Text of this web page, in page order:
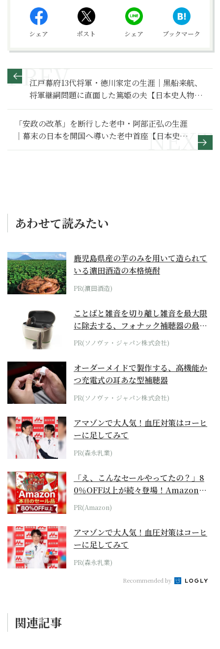
シェア ポスト シェア ブックマーク
江戸幕府13代将軍・徳川家定の生涯｜黒船来航、
将軍継嗣問題に直面した篤姫の夫【日本史人物
伝】
「安政の改革」を断行した老中・阿部正弘の生涯
｜幕末の日本を開国へ導いた老中首座【日本史人
物伝】
あわせて読みたい
鹿児島県産の芋のみを用いて造られて
いる濵田酒造の本格焼酎
PR(濵田酒造)
ことばと雑音を切り離し雑音を最大限
に除去する、フォナック補聴器の最上
位モデル
PR(ソノヴァ・ジャパン株式会社)
オーダーメイドで製作する、高機能か
つ充電式の耳あな型補聴器
PR(ソノヴァ・ジャパン株式会社)
アマゾンで大人気！血圧対策はコーヒ
ーに足してみて
PR(森永乳業)
「え、こんなセールやってたの？」8
0％OFF以上が続々登場！Amazonの
本気が...
PR(Amazon)
アマゾンで大人気！血圧対策はコーヒ
ーに足してみて
PR(森永乳業)
Recommended by
関連記事